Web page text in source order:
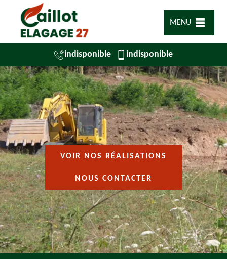
MENU
indisponible indisponible
VOIR NOS RÉALISATIONS
NOUS CONTACTER